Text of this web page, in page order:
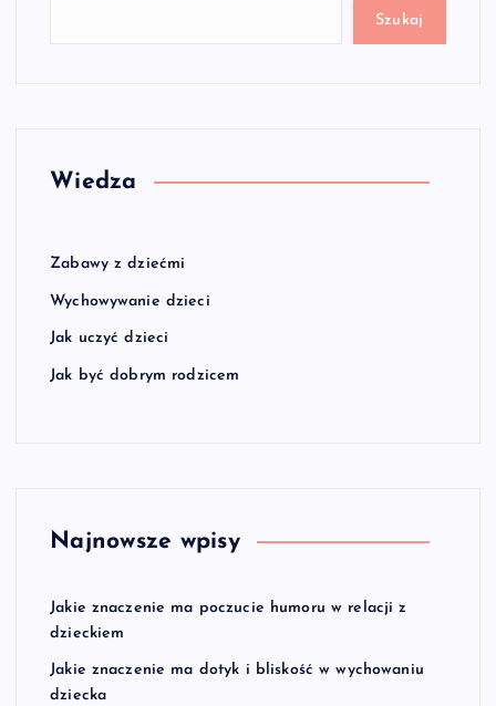
Szukaj
Wiedza
Zabawy z dziećmi
Wychowywanie dzieci
Jak uczyć dzieci
Jak być dobrym rodzicem
Najnowsze wpisy
Jakie znaczenie ma poczucie humoru w relacji z
dzieckiem
Jakie znaczenie ma dotyk i bliskość w wychowaniu
dziecka